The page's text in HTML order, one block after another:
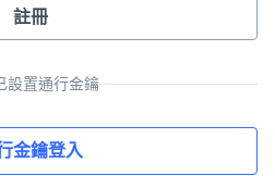
註冊
設置通行金鑰
金鑰登入